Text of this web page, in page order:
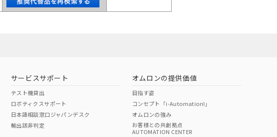
サービスサポート
テスト機貸出
ロボティクスサポート
日本語相談窓口ジャパンデスク
輸出該非判定
オムロンの提供価値
目指す姿
コンセプト「i-Automation!」
オムロンの強み
お客様との共創拠点
AUTOMATION CENTER